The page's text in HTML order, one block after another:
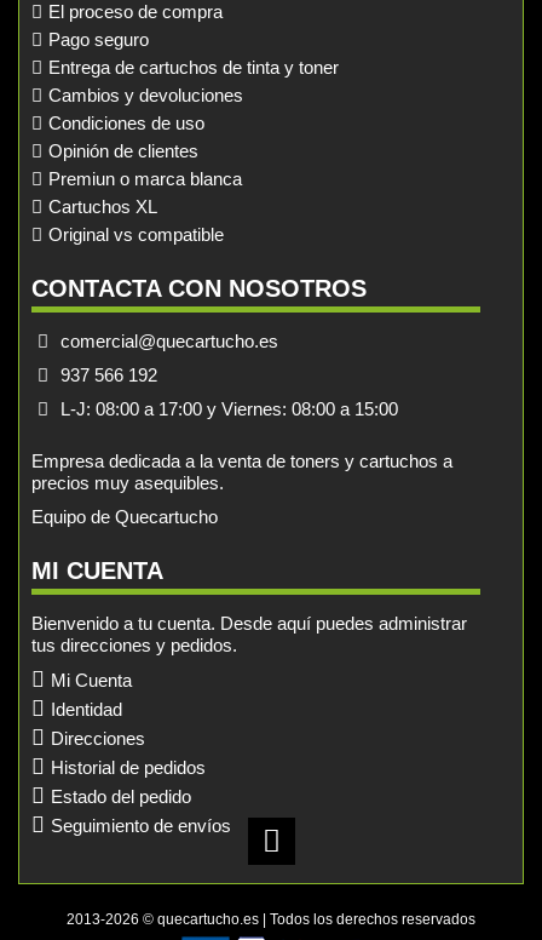
El proceso de compra
Pago seguro
Entrega de cartuchos de tinta y toner
Cambios y devoluciones
Condiciones de uso
Opinión de clientes
Premiun o marca blanca
Cartuchos XL
Original vs compatible
CONTACTA CON NOSOTROS
comercial@quecartucho.es
937 566 192
L-J: 08:00 a 17:00 y Viernes: 08:00 a 15:00
Empresa dedicada a la venta de toners y cartuchos a
precios muy asequibles.
Equipo de Quecartucho
MI CUENTA
Bienvenido a tu cuenta. Desde aquí puedes administrar
tus direcciones y pedidos.
Mi Cuenta
Identidad
Direcciones
Historial de pedidos
Estado del pedido
Seguimiento de envíos
2013-2026 © quecartucho.es | Todos los derechos reservados